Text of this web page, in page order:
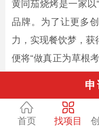
黄同茄烧烤是一家以
品牌。为了让更多
力，实现餐饮梦，
便将“做真正为草根
之梦。愿每个怀抱
首页 找项目